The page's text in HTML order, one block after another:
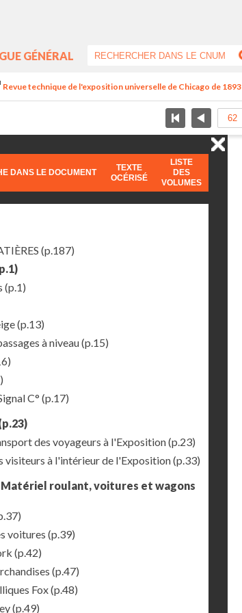
GÉNÉRAL
Revue technique de l'exposition universelle de Chicago de 1893
DANS LE DOCUMENT
TEXTE
OCÉRISÉ
LISTE
DES
VOLUMES
(p.187)
(p.1)
(p.13)
à niveau(p.15)
C° (p.17)
des voyageurs à l'Exposition(p.23)
visiteurs à l'intérieur de l'Exposition(p.33)
Matériel roulant, voitures et wagons
voitures (p.39)
(p.42)
(p.47)
Fox(p.48)
(p.49)